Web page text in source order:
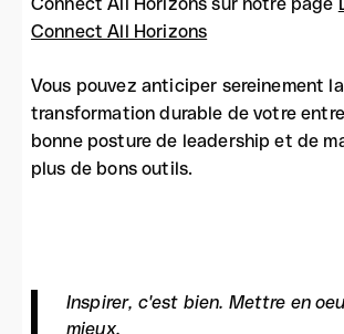
Connect All Horizons
Vous pouvez anticiper sereinement la
transformation durable de votre
bonne posture de leadership et de
plus de bons outils.
Inspirer, c'est bien. Mettre en
mieux.